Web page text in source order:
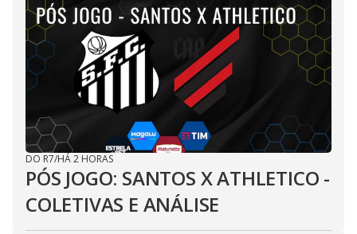
DO R7/HÁ 2 HORAS
PÓS JOGO: SANTOS X ATHLETICO -
COLETIVAS E ANÁLISE